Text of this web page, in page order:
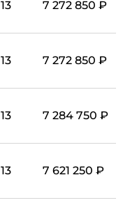
13 7 272 850 ₽
13 7 272 850 ₽
13 7 284 750 ₽
13 7 621 250 ₽